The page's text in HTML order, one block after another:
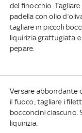
del finocchio.
padella con olio
tagliare in piccoli
liquirizia grattugiata e
pepare.
Versare abbondante
il fuoco; tagliare i
bocconcini ciascuno.
liquirizia.